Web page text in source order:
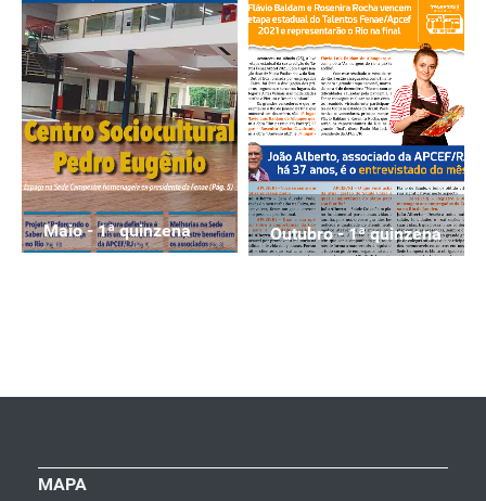
Maio - 1ª quinzena Outubro - 1ª quinzena
MAPA